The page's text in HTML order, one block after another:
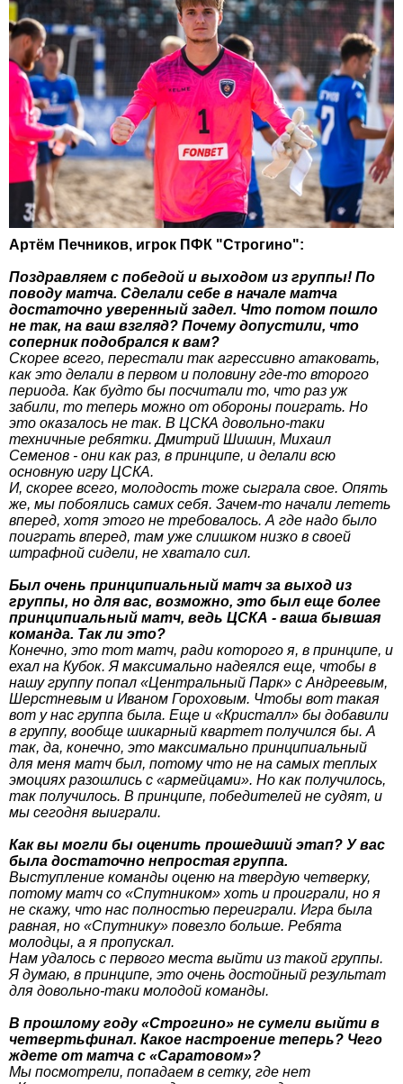
Артём Печников, игрок ПФК "Строгино":
Поздравляем с победой и выходом из группы! По
поводу матча. Сделали себе в начале матча
достаточно уверенный задел. Что потом пошло
не так, на ваш взгляд? Почему допустили, что
соперник подобрался к вам?
Скорее всего, перестали так агрессивно атаковать,
как это делали в первом и половину где-то второго
периода. Как будто бы посчитали то, что раз уж
забили, то теперь можно от обороны поиграть. Но
это оказалось не так. В ЦСКА довольно-таки
техничные ребятки. Дмитрий Шишин, Михаил
Семенов - они как раз, в принципе, и делали всю
основную игру ЦСКА.
И, скорее всего, молодость тоже сыграла свое. Опять
же, мы побоялись самих себя. Зачем-то начали лететь
вперед, хотя этого не требовалось. А где надо было
поиграть вперед, там уже слишком низко в своей
штрафной сидели, не хватало сил.
Был очень принципиальный матч за выход из
группы, но для вас, возможно, это был еще более
принципиальный матч, ведь ЦСКА - ваша бывшая
команда. Так ли это?
Конечно, это тот матч, ради которого я, в принципе, и
ехал на Кубок. Я максимально надеялся еще, чтобы в
нашу группу попал «Центральный Парк» с Андреевым,
Шерстневым и Иваном Гороховым. Чтобы вот такая
вот у нас группа была. Еще и «Кристалл» бы добавили
в группу, вообще шикарный квартет получился бы. А
так, да, конечно, это максимально принципиальный
для меня матч был, потому что не на самых теплых
эмоциях разошлись с «армейцами». Но как получилось,
так получилось. В принципе, победителей не судят, и
мы сегодня выиграли.
Как вы могли бы оценить прошедший этап? У вас
была достаточно непростая группа.
Выступление команды оценю на твердую четверку,
потому матч со «Спутником» хоть и проиграли, но я
не скажу, что нас полностью переиграли. Игра была
равная, но «Спутнику» повезло больше. Ребята
молодцы, а я пропускал.
Нам удалось с первого места выйти из такой группы.
Я думаю, в принципе, это очень достойный результат
для довольно-таки молодой команды.
В прошлому году «Строгино» не сумели выйти в
четвертьфинал. Какое настроение теперь? Чего
ждете от матча с «Саратовом»?
Мы посмотрели, попадаем в сетку, где нет